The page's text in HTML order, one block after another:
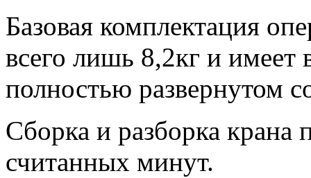
Базовая комплектация
всего лишь 8,2кг и имеет
полностью развернутом
Сборка и разборка крана
считанных минут.